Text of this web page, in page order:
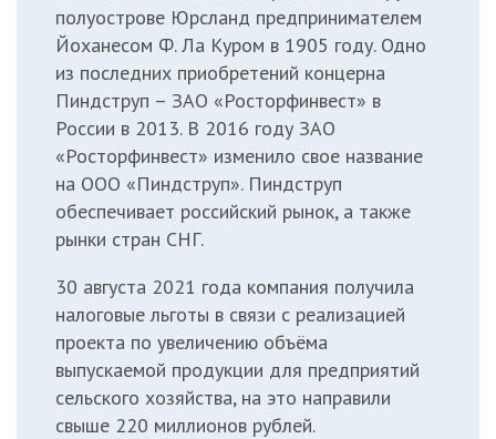
полуострове Юрсланд предпринимателем
Йоханесом Ф. Ла Куром в 1905 году. Одно
из последних приобретений концерна
Пиндструп – ЗАО «Росторфинвест» в
России в 2013. В 2016 году ЗАО
«Росторфинвест» изменило свое название
на ООО «Пиндструп». Пиндструп
обеспечивает российский рынок, а также
рынки стран СНГ.
30 августа 2021 года компания получила
налоговые льготы в связи с реализацией
проекта по увеличению объёма
выпускаемой продукции для предприятий
сельского хозяйства, на это направили
свыше 220 миллионов рублей.